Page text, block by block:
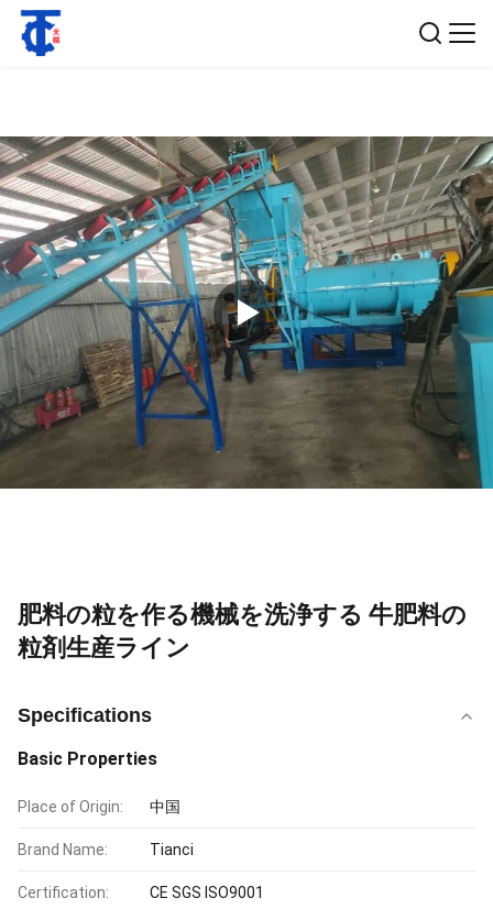
肥料の粒を作る機械を洗浄する 牛肥料の
粒剤生産ライン
Specifications
Basic Properties
Place of Origin: 中国
Brand Name: Tianci
Certification: CE SGS ISO9001